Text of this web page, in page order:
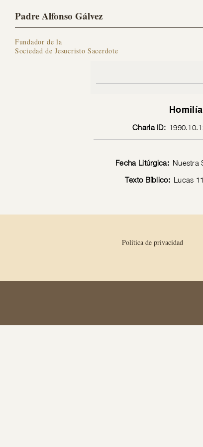
Padre Alfonso Gálvez
Fundador de la
Sociedad de Jesucristo Sacerdote
Charla ID:
Fecha Litúrgica: Nuestra
Texto Bíblico: Lucas
Política de privacidad